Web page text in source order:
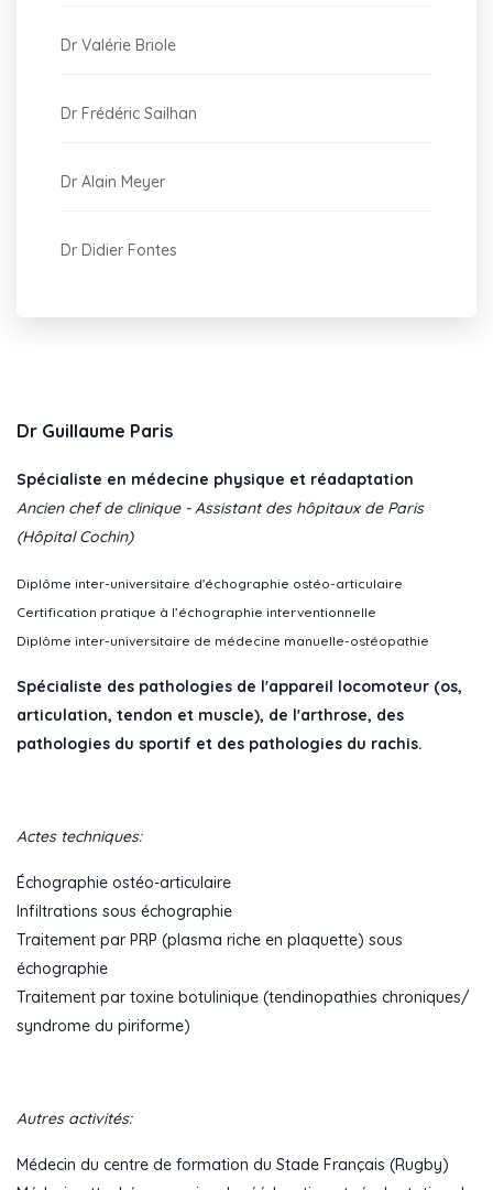
Dr Valérie Briole
Dr Frédéric Sailhan
Dr Alain Meyer
Dr Didier Fontes
Dr Guillaume Paris
Spécialiste en médecine physique et réadaptation
Ancien chef de clinique - Assistant des hôpitaux de Paris
(Hôpital Cochin)
Diplôme inter-universitaire d'échographie ostéo-articulaire
Certification pratique à l’échographie interventionnelle
Diplôme inter-universitaire de médecine manuelle-ostéopathie
Spécialiste des pathologies de l'appareil locomoteur (os,
articulation, tendon et muscle), de l'arthrose, des
pathologies du sportif et des pathologies du rachis.
Actes techniques:
Échographie ostéo-articulaire
Infiltrations sous échographie
Traitement par PRP (plasma riche en plaquette) sous
échographie
Traitement par toxine botulinique (tendinopathies chroniques/
syndrome du piriforme)
Autres activités:
Médecin du centre de formation du Stade Français (Rugby)